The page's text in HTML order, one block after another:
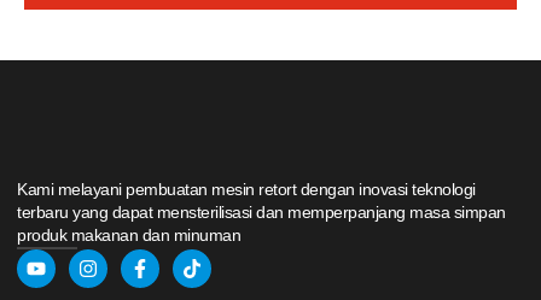
Kami melayani pembuatan mesin retort dengan inovasi teknologi
terbaru yang dapat mensterilisasi dan memperpanjang masa simpan
produk makanan dan minuman